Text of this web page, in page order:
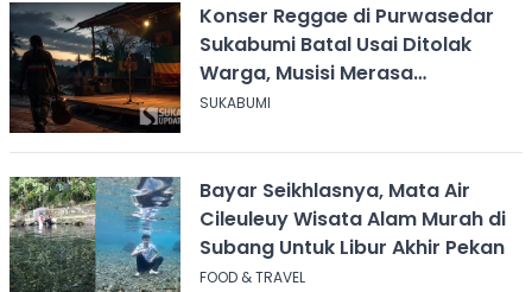
Konser Reggae di Purwasedar
Sukabumi Batal Usai Ditolak
Warga, Musisi Merasa
Didiskreditkan
SUKABUMI
Bayar Seikhlasnya, Mata Air
Cileuleuy Wisata Alam Murah di
Subang Untuk Libur Akhir Pekan
FOOD & TRAVEL